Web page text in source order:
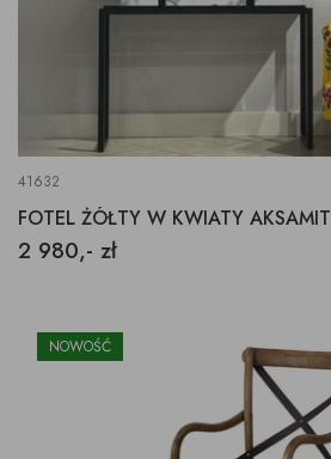
41632
FOTEL ŻÓŁTY W KWIATY AKSAMIT
2 980,- zł
NOWOŚĆ